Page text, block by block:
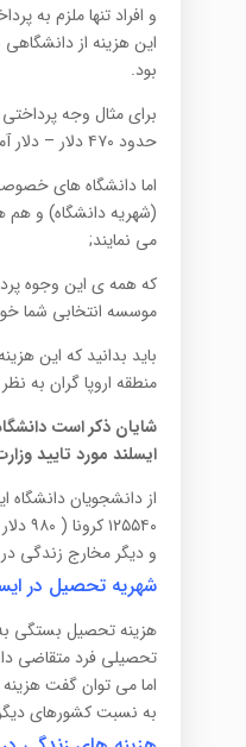
و افراد تنها ملزم به
این هزینه از
بود.
برای مثال وجه
حدود ۴۷۰ دلار – دلار آمریکا ) در هر سال خواهد بود.
اما دانشگاه های
(شهریه دانشگاه) و هم
می نمایند;
که همه ی این وجوه
موسسه انتخابی شما
باید بدانید که این
منطقه اروپا گران به
شایان ذکر است
ایسلند مورد تایید
از دانشجویان دانشگاه
و دیگر مخارج زندگی
شهریه تحصیل در
هزینه تحصیل بستگی
تحصیلی فرد متقاضی
اما می توان گفت
به نسبت کشورهای